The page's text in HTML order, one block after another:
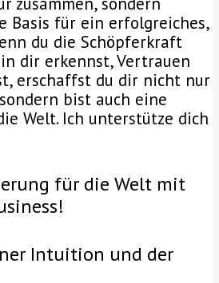
für ein erfolgreiches,
du die Schöpferkraft
dir erkennst, Vertrauen
erschaffst du dir nicht nur
bist auch eine
Welt. Ich unterstütze dich
für die Welt mit
Intuition und der